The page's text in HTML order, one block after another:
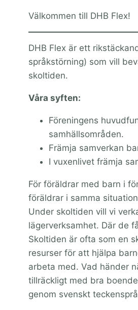
Välkommen till DHB Flex!
DHB Flex är ett
språkstörning) som vill
skoltiden.
Våra syften:
Föreningens
samhällsområden.
Främja samverkan
I vuxenlivet främja
För föräldrar med barn i
föräldrar i samma
Under skoltiden vill vi
lägerverksamhet. Där de
Skoltiden är ofta som en
resurser för att hjälpa
arbeta med. Vad händer
tillräckligt med bra
genom svenskt